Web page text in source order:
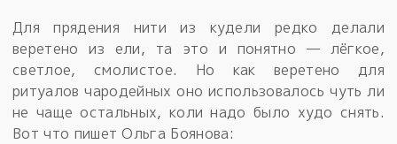
Для прядения нити из кудели редко делали
веретено из ели, та это и понятно — лёгкое,
светлое, смолистое. Но как веретено для
ритуалов чародейных оно использовалось чуть ли
не чаще остальных, коли надо было худо снять.
Вот что пишет Ольга Боянова: